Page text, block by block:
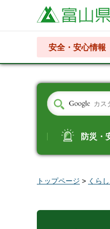
富山県
安全・安心情報
防災・
トップページ > くら